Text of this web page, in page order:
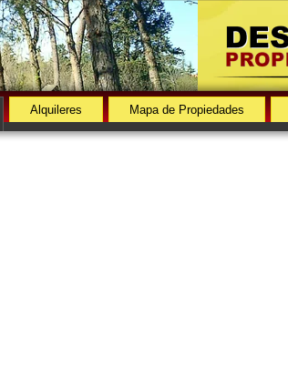
Alquileres Mapa de Propiedades